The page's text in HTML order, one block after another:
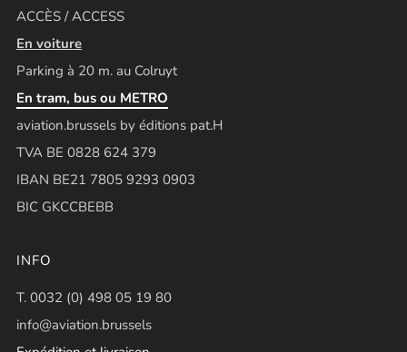
ACCÈS / ACCESS
En voiture
Parking à 20 m. au Colruyt
En tram, bus ou METRO
aviation.brussels by éditions pat.H
TVA BE 0828 624 379
IBAN BE21 7805 9293 0903
BIC GKCCBEBB
INFO
T. 0032 (0) 498 05 19 80
info@aviation.brussels